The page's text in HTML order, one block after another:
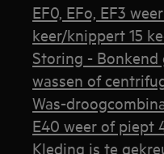
EF0, EFo, EF3
keer/knippert 15
Storing -
wassen of
Was-
E40 weer of piept
Kleding is te